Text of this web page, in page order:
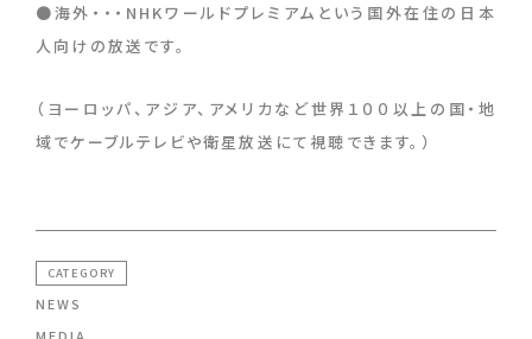
●海外・・・NHKワールドプレミアムという国外在住の日本
人向けの放送です。
（ヨーロッパ、アジア、アメリカなど世界１００以上の国・地
域でケーブルテレビや衛星放送にて視聴できます。）
CATEGORY
NEWS